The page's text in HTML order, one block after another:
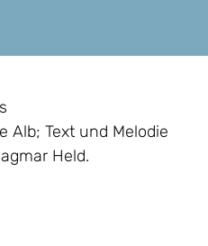
Alb; Text und Melodie
Held.